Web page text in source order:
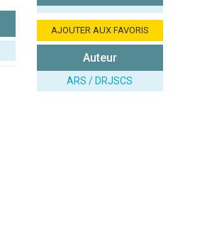
AJOUTER AUX FAVORIS
Auteur
ARS / DRJSCS